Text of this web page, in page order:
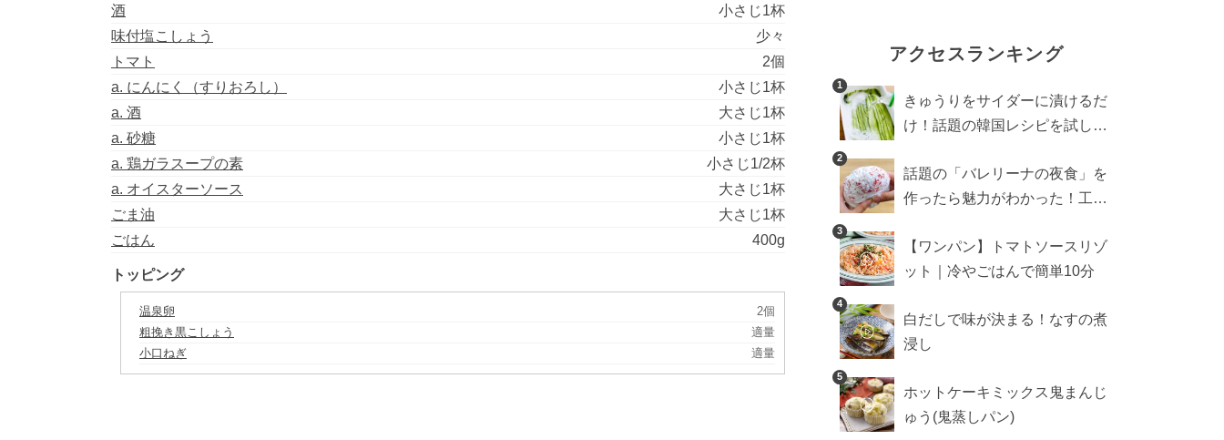
酒
小さじ1杯
味付塩こしょう
少々
トマト
2個
a. にんにく（すりおろし）
小さじ1杯
a. 酒
大さじ1杯
a. 砂糖
小さじ1杯
a. 鶏ガラスープの素
小さじ1/2杯
a. オイスターソース
大さじ1杯
ごま油
大さじ1杯
ごはん
400g
トッピング
温泉卵
2個
粗挽き黒こしょう
適量
小口ねぎ
適量
アクセスランキング
1
きゅうりをサイダーに漬けるだ
け！話題の韓国レシピを試した
2
話題の「バレリーナの夜食」を
作ったら魅力がわかった！工程
3
【ワンパン】トマトソースリゾ
ット｜冷やごはんで簡単10分
4
白だしで味が決まる！なすの煮
浸し
5
ホットケーキミックス鬼まんじ
ゅう(鬼蒸しパン)